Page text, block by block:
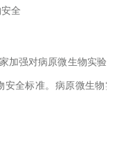
全
加强对病原微生物实验
安全标准。病原微生物